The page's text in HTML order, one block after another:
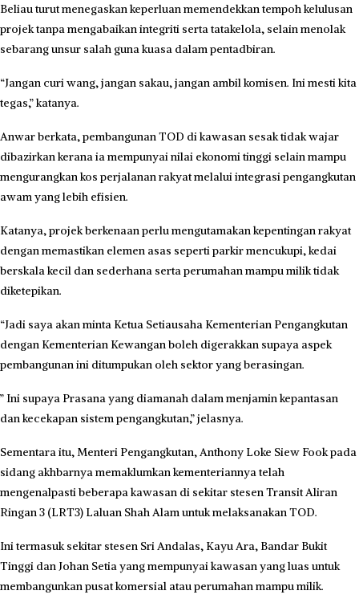
Beliau turut menegaskan keperluan memendekkan tempoh kelulusan
projek tanpa mengabaikan integriti serta tatakelola, selain menolak
sebarang unsur salah guna kuasa dalam pentadbiran.
“Jangan curi wang, jangan sakau, jangan ambil komisen. Ini mesti kita
tegas,” katanya.
Anwar berkata, pembangunan TOD di kawasan sesak tidak wajar
dibazirkan kerana ia mempunyai nilai ekonomi tinggi selain mampu
mengurangkan kos perjalanan rakyat melalui integrasi pengangkutan
awam yang lebih efisien.
Katanya, projek berkenaan perlu mengutamakan kepentingan rakyat
dengan memastikan elemen asas seperti parkir mencukupi, kedai
berskala kecil dan sederhana serta perumahan mampu milik tidak
diketepikan.
“Jadi saya akan minta Ketua Setiausaha Kementerian Pengangkutan
dengan Kementerian Kewangan boleh digerakkan supaya aspek
pembangunan ini ditumpukan oleh sektor yang berasingan.
” Ini supaya Prasana yang diamanah dalam menjamin kepantasan
dan kecekapan sistem pengangkutan,” jelasnya.
Sementara itu, Menteri Pengangkutan, Anthony Loke Siew Fook pada
sidang akhbarnya memaklumkan kementeriannya telah
mengenalpasti beberapa kawasan di sekitar stesen Transit Aliran
Ringan 3 (LRT3) Laluan Shah Alam untuk melaksanakan TOD.
Ini termasuk sekitar stesen Sri Andalas, Kayu Ara, Bandar Bukit
Tinggi dan Johan Setia yang mempunyai kawasan yang luas untuk
membangunkan pusat komersial atau perumahan mampu milik.